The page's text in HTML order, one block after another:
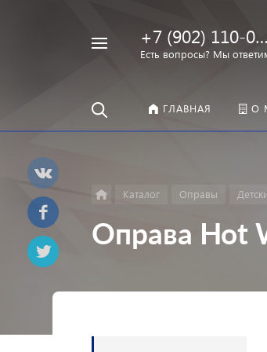
+7 (902) 110-00-22
Есть вопросы? Мы
ГЛАВНАЯ О
Каталог Оправы
Оправа Hot